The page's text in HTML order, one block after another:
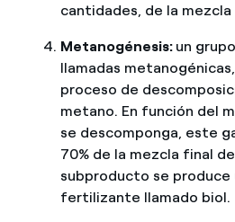
cantidades, de la mezcla
Metanogénesis: un
llamadas
proceso de
metano. En función del
se descomponga, este
70% de la mezcla final
subproducto se produce
fertilizante llamado biol.